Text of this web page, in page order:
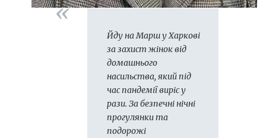
Йду на Марш у Харкові
за захист жінок від
домашнього
насильства, який під
час пандемії виріс у
рази. За безпечні нічні
прогулянки та
подорожі